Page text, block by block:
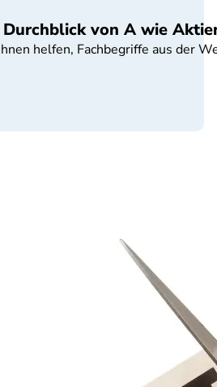
von A wie
helfen, Fachbegriffe aus der